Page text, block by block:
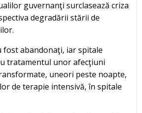
guvernanţi surclasează criza
degradării stării de
fost abandonaţi, iar spitale
tratamentul unor afecţiuni
uneori peste noapte,
de terapie intensivă, în spitale